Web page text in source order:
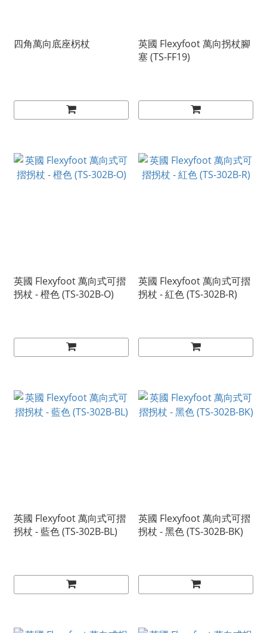
四角萬向底座柺杖
英國 Flexyfoot 萬向拐杖腳
塞 (TS-FF19)
英國 Flexyfoot 萬向式可摺
拐杖 - 橙色 (TS-302B-O)
英國 Flexyfoot 萬向式可摺
拐杖 - 紅色 (TS-302B-R)
英國 Flexyfoot 萬向式可摺
拐杖 - 藍色 (TS-302B-BL)
英國 Flexyfoot 萬向式可摺
拐杖 - 黑色 (TS-302B-BK)